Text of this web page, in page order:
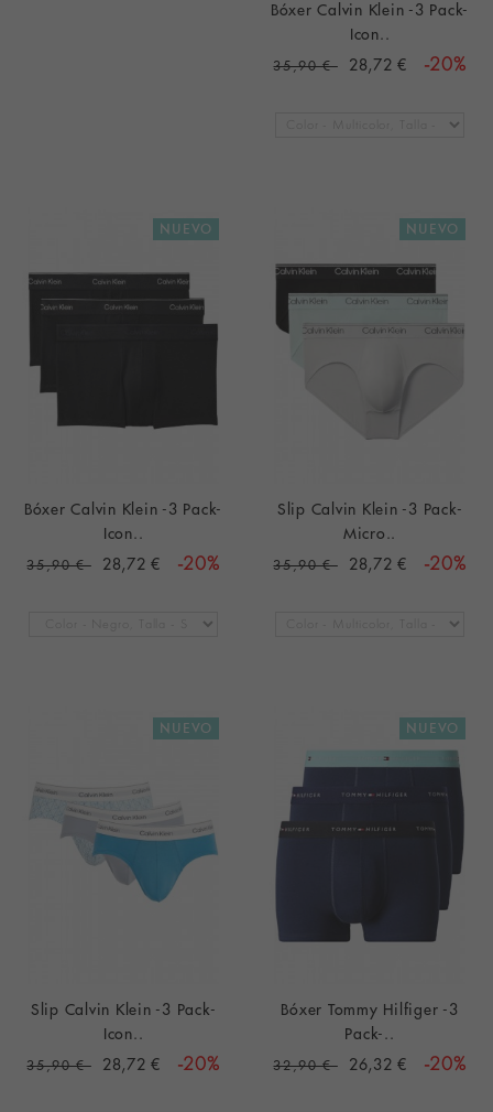
Bóxer Calvin Klein -3 Pack-
Icon..
35,90 € 28,72 € -20%
NUEVO
Bóxer Calvin Klein -3 Pack-
Icon..
35,90 € 28,72 € -20%
NUEVO
Slip Calvin Klein -3 Pack-
Micro..
35,90 € 28,72 € -20%
NUEVO
Slip Calvin Klein -3 Pack-
Icon..
35,90 € 28,72 € -20%
NUEVO
Bóxer Tommy Hilfiger -3
Pack-..
32,90 € 26,32 € -20%